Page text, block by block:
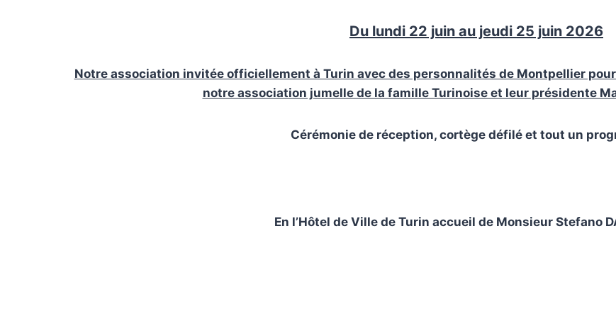
Du lundi 22 juin au jeudi 25 juin 2026
Notre association invitée officiellement à Turin avec des personnalités de Montpellier
notre association jumelle de la famille Turinoise et leur présidente
Cérémonie de réception, cortège défilé et tout un
En l’Hôtel de Ville de Turin accueil de Monsieur Stefano